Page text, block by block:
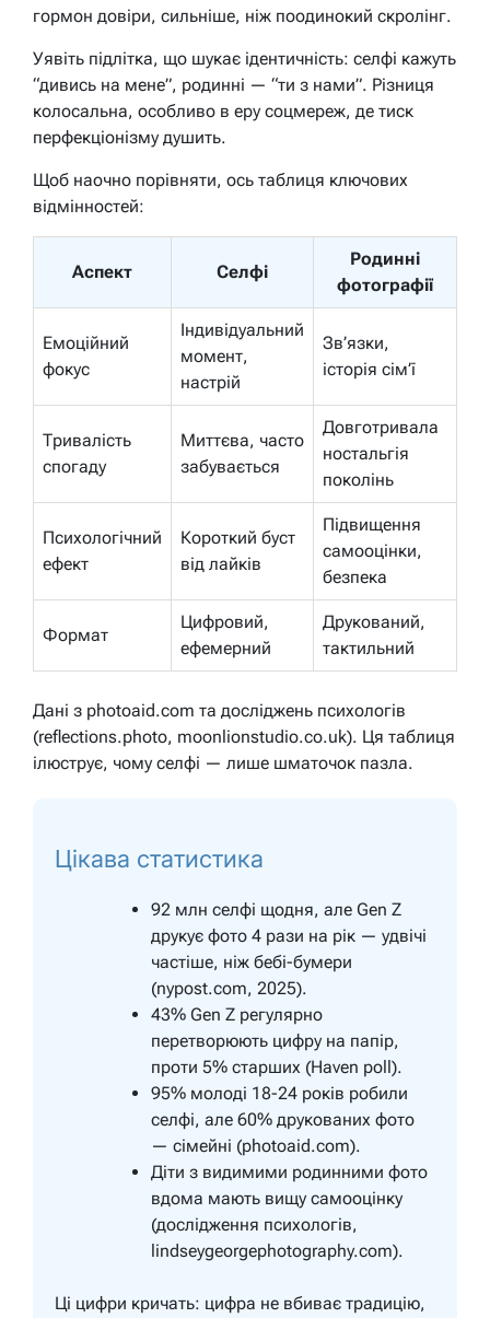
гормон довіри, сильніше, ніж поодинокий скролінг.
Уявіть підлітка, що шукає ідентичність: селфі кажуть
“дивись на мене”, родинні — “ти з нами”. Різниця
колосальна, особливо в еру соцмереж, де тиск
перфекціонізму душить.
Щоб наочно порівняти, ось таблиця ключових
відмінностей:
Аспект Селфі
Родинні
фотографії
Емоційний
фокус
Індивідуальний
момент,
настрій
Зв’язки,
історія сім’ї
Тривалість
спогаду
Миттєва, часто
забувається
Довготривала
ностальгія
поколінь
Психологічний
ефект
Короткий буст
від лайків
Підвищення
самооцінки,
безпека
Формат
Цифровий,
ефемерний
Друкований,
тактильний
Дані з photoaid.com та досліджень психологів
(reflections.photo, moonlionstudio.co.uk). Ця таблиця
ілюструє, чому селфі — лише шматочок пазла.
Цікава статистика
92 млн селфі щодня, але Gen Z
друкує фото 4 рази на рік — удвічі
частіше, ніж бебі-бумери
(nypost.com, 2025).
43% Gen Z регулярно
перетворюють цифру на папір,
проти 5% старших (Haven poll).
95% молоді 18-24 років робили
селфі, але 60% друкованих фото
— сімейні (photoaid.com).
Діти з видимими родинними фото
вдома мають вищу самооцінку
(дослідження психологів,
lindseygeorgephotography.com).
Ці цифри кричать: цифра не вбиває традицію,